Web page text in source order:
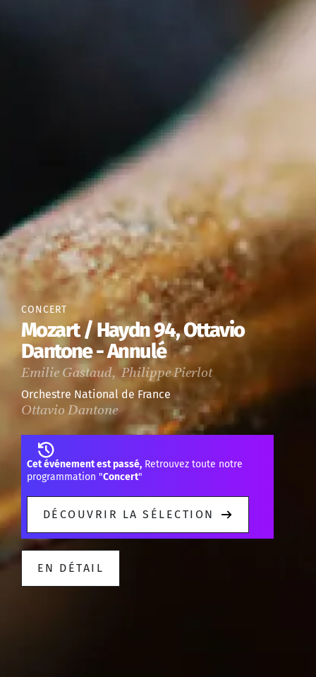
CONCERT
Mozart / Haydn 94, Ottavio
Dantone - Annulé
Emilie Gastaud, Philippe Pierlot
Orchestre National de France
Ottavio Dantone
Cet événement est passé, Retrouvez toute notre
programmation "Concert"
DÉCOUVRIR LA SÉLECTION
EN DÉTAIL